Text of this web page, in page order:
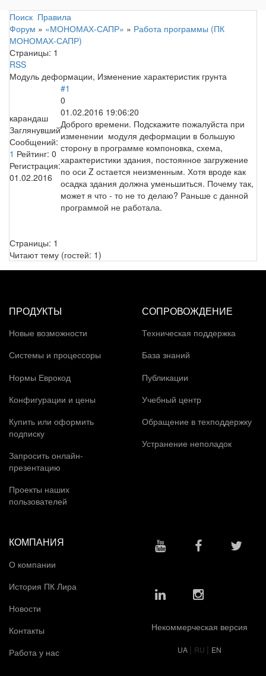
Поиск Правила
Форум » «МОНОМАХ-САПР» » Работа программы (ПК
МОНОМАХ-САПР)
Страницы: 1
RSS
Модуль деформации, Изменение характеристик грунта
карандаш
Заглянувший
Сообщений:
1 Рейтинг: 0
Регистрация:
01.02.2016
#1
0
01.02.2016 19:06:20
Доброго времени. Подскажите пожалуйста при
изменении модуля деформации в большую
сторону в программе компоновка, схема,
характеристики здания, постоянное загружение
по оси Z остается неизменным. Хотя вроде как
осадка здания должна уменьшиться. Почему так,
может я что - то не то делаю? Раньше с данной
программой не работала.
Страницы: 1
Читают тему (гостей: 1)
ПРОДУКТЫ
Новые возможности
Системы и процессоры
Нормы Еврокод
Конфигурации и цены
Купить или оформить
подписку
Запросить онлайн-
презентацию
Проекты наших
пользователей
СОПРОВОЖДЕНИЕ
Техническая поддержка
База знаний
Публикации
Учебный центр
Обращение в техподдержку
Устранение неполадок
КОМПАНИЯ
О компании
История ПК Лира
Новости
Контакты
Работа у нас
Некоммерческая версия
UA | RU | EN